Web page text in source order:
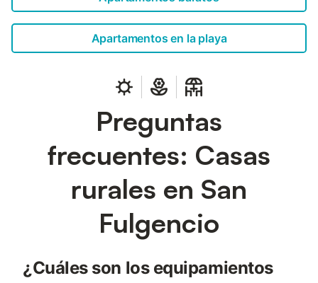
Apartamentos en la playa
Preguntas
frecuentes: Casas
rurales en San
Fulgencio
¿Cuáles son los equipamientos